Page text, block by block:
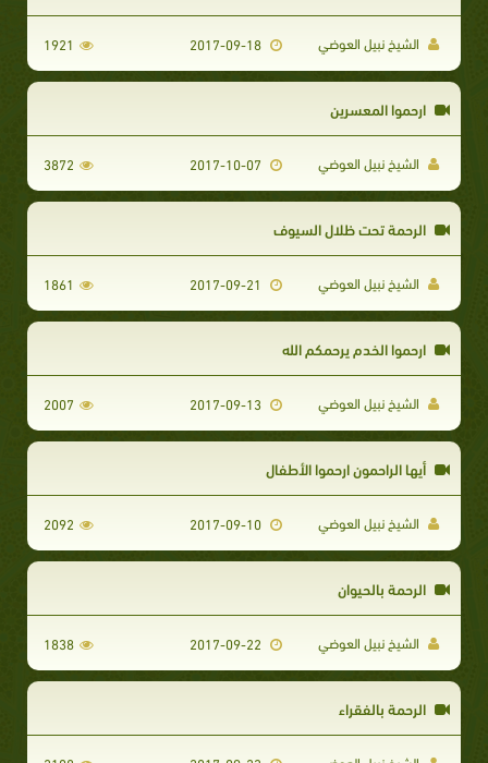
الشيخ نبيل العوضي 1921
ارحموا المعسرين
الشيخ نبيل العوضي 3872
الرحمة تحت ظلال السيوف
الشيخ نبيل العوضي 1861
ارحموا الخدم يرحمكم الله
الشيخ نبيل العوضي 2007
أيها الراحمون ارحموا الأطفال
الشيخ نبيل العوضي 2092
الرحمة بالحيوان
الشيخ نبيل العوضي 1838
الرحمة بالفقراء